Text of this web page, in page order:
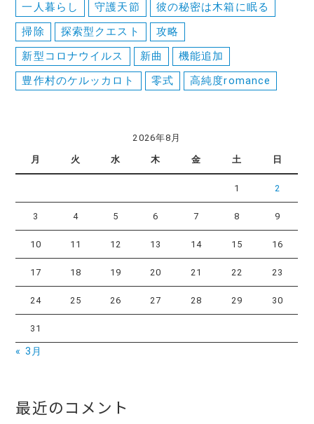
一人暮らし
守護天節
彼の秘密は木箱に眠る
掃除
探索型クエスト
攻略
新型コロナウイルス
新曲
機能追加
豊作村のケルッカロト
零式 高純度romance
2026年8月
月 火 水 木 金 土 日
1 2
3 4 5 6 7 8 9
10 11 12 13 14 15 16
17 18 19 20 21 22 23
24 25 26 27 28 29 30
31
« 3月
最近のコメント